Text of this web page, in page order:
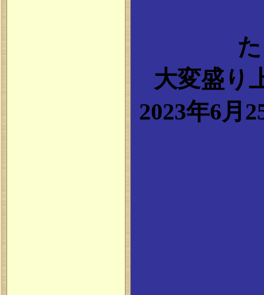
大変盛り
2023年6